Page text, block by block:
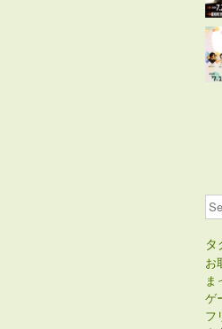
タ
お
ま
ゲ
フ